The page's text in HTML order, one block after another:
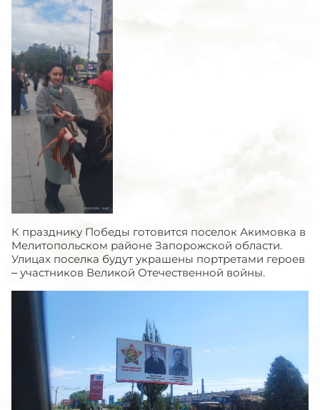
К празднику Победы готовится поселок Акимовка в
Мелитопольском районе Запорожской области.
Улицах поселка будут украшены портретами героев
– участников Великой Отечественной войны.